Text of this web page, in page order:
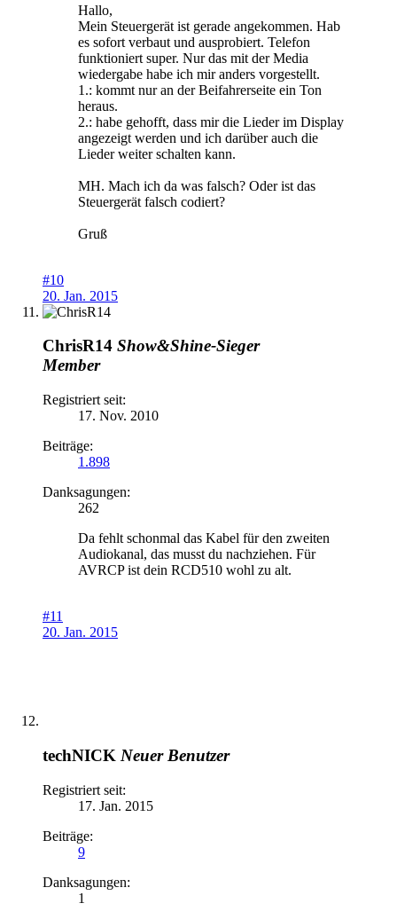
Hallo,
Mein Steuergerät ist gerade angekommen. Hab
es sofort verbaut und ausprobiert. Telefon
funktioniert super. Nur das mit der Media
wiedergabe habe ich mir anders vorgestellt.
1.: kommt nur an der Beifahrerseite ein Ton
heraus.
2.: habe gehofft, dass mir die Lieder im Display
angezeigt werden und ich darüber auch die
Lieder weiter schalten kann.
MH. Mach ich da was falsch? Oder ist das
Steuergerät falsch codiert?
Gruß
#10
20. Jan. 2015
ChrisR14 Show&Shine-Sieger
Member
Registriert seit:
17. Nov. 2010
Beiträge:
1.898
Danksagungen:
262
Da fehlt schonmal das Kabel für den zweiten
Audiokanal, das musst du nachziehen. Für
AVRCP ist dein RCD510 wohl zu alt.
#11
20. Jan. 2015
techNICK Neuer Benutzer
Registriert seit:
17. Jan. 2015
Beiträge:
9
Danksagungen:
1